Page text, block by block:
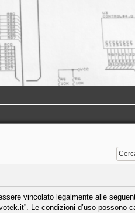
vincolato legalmente alle
Le condizioni d’uso possono